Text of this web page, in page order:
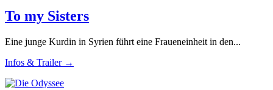
To my Sisters
Eine junge Kurdin in Syrien führt eine Fraueneinheit in den...
Infos & Trailer →